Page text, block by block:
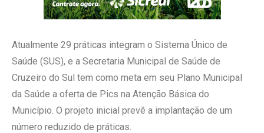
Atualmente 29 práticas integram o Sistema Único de
Saúde (SUS), e a Secretaria Municipal de Saúde de
Cruzeiro do Sul tem como meta em seu Plano Municipal
da Saúde a oferta de Pics na Atenção Básica do
Município. O projeto inicial prevê a implantação de um
número reduzido de práticas.